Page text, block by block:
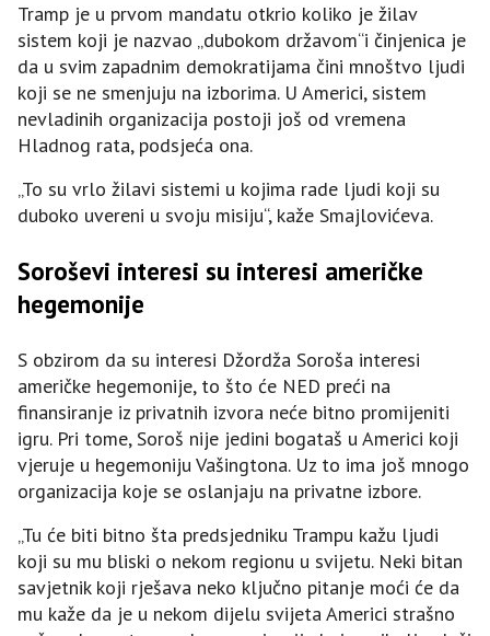
Tramp je u prvom mandatu otkrio koliko je žilav
sistem koji je nazvao „dubokom državom“i činjenica je
da u svim zapadnim demokratijama čini mnoštvo ljudi
koji se ne smenjuju na izborima. U Americi, sistem
nevladinih organizacija postoji još od vremena
Hladnog rata, podsjeća ona.
„To su vrlo žilavi sistemi u kojima rade ljudi koji su
duboko uvereni u svoju misiju“, kaže Smajlovićeva.
Soroševi interesi su interesi američke
hegemonije
S obzirom da su interesi Džordža Soroša interesi
američke hegemonije, to što će NED preći na
finansiranje iz privatnih izvora neće bitno promijeniti
igru. Pri tome, Soroš nije jedini bogataš u Americi koji
vjeruje u hegemoniju Vašingtona. Uz to ima još mnogo
organizacija koje se oslanjaju na privatne izbore.
„Tu će biti bitno šta predsjedniku Trampu kažu ljudi
koji su mu bliski o nekom regionu u svijetu. Neki bitan
savjetnik koji rješava neko ključno pitanje moći će da
mu kaže da je u nekom dijelu svijeta Americi strašno